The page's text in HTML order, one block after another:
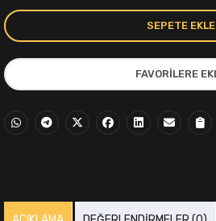
SEPETE EKLE
FAVORILERE